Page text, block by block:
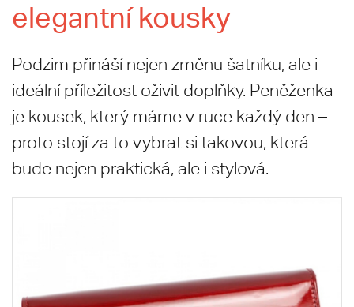
elegantní kousky
Podzim přináší nejen změnu šatníku, ale i
ideální příležitost oživit doplňky. Peněženka
je kousek, který máme v ruce každý den –
proto stojí za to vybrat si takovou, která
bude nejen praktická, ale i stylová.